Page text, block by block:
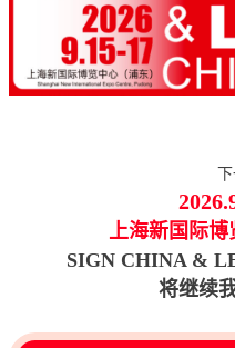
下
上海新国际
SIGN CHINA &
将继续